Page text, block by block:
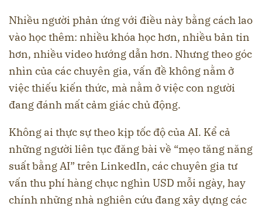
Nhiều người phản ứng với điều này bằng cách lao
vào học thêm: nhiều khóa học hơn, nhiều bản tin
hơn, nhiều video hướng dẫn hơn. Nhưng theo góc
nhìn của các chuyên gia, vấn đề không nằm ở
việc thiếu kiến thức, mà nằm ở việc con người
đang đánh mất cảm giác chủ động.
Không ai thực sự theo kịp tốc độ của AI. Kể cả
những người liên tục đăng bài về “mẹo tăng năng
suất bằng AI” trên LinkedIn, các chuyên gia tư
vấn thu phí hàng chục nghìn USD mỗi ngày, hay
chính những nhà nghiên cứu đang xây dựng các